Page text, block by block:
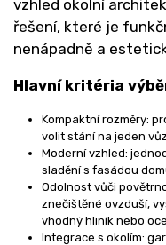
vzhled okolní
řešení, které je
nenápadně a
Hlavní kritéria
Kompaktní rozměry:
volit stání na jeden
Moderní vzhled:
sladění s fasádou
Odolnost vůči
znečištěné ovzduší,
vhodný hliník nebo
Integrace s okolím: